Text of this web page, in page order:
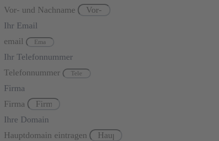
Vor- und Nachname
Ihr Email
email
Ihr Telefonnummer
Telefonnummer
Firma
Firma
Ihre Domain
Hauptdomain eintragen